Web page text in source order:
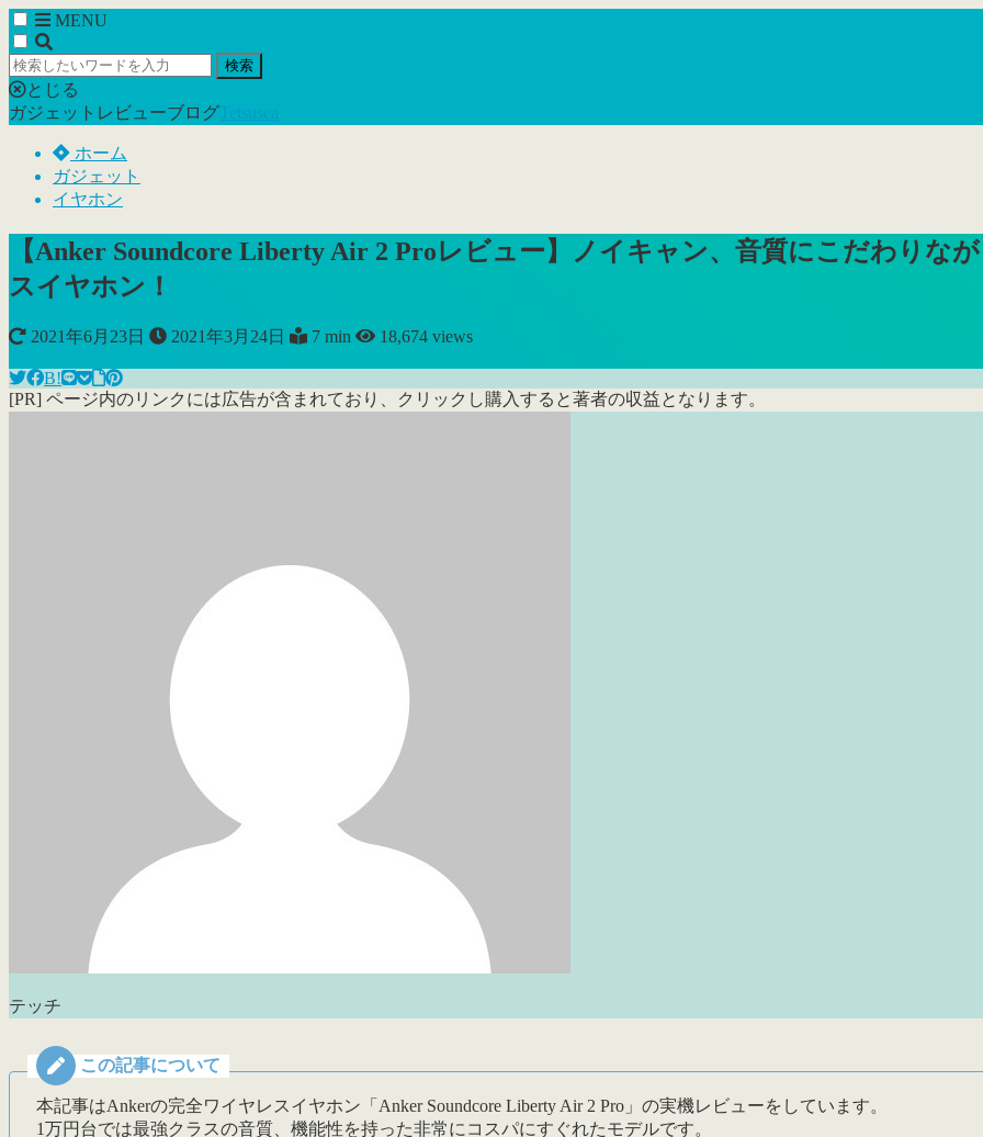
MENU
検索
とじる
ガジェットレビューブログ Tetsusea
ホーム
ガジェット
イヤホン
【Anker Soundcore Liberty Air 2 Proレビュー】ノイキャン、音質にこだわりな
スイヤホン！
2021年6月23日 2021年3月24日 7 min 18,674 views
B!
[PR] ページ内のリンクには広告が含まれており、クリックし購入すると著者の収益となります。
テッチ
この記事について
本記事はAnkerの完全ワイヤレスイヤホン「Anker Soundcore Liberty Air 2 Pro」の実機レビューをしています。
1万円台では最強クラスの音質、機能性を持った非常にコスパにすぐれたモデルです。